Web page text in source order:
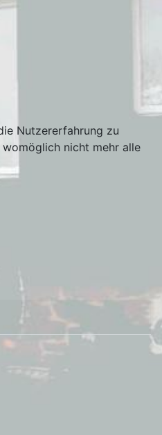
Nutzererfahrung zu
nicht mehr alle